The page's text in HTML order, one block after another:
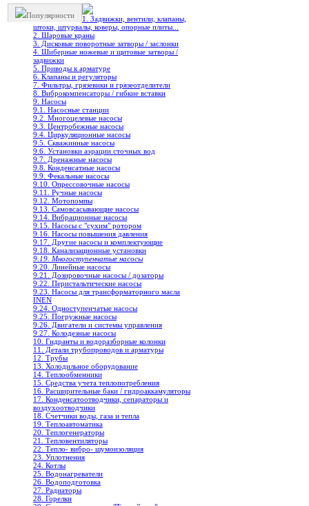
Популярности
1. Задвижки, вентили, клапаны,
штоки, штурвалы, коверы, опорные плиты...
2. Шаровые краны
3. Дисковые поворотные затворы / заслонки
4. Шиберные ножевые и щитовые затворы /
задвижки
5. Приводы к арматуре
6. Клапаны и регуляторы
7. Фильтры, грязевики и грязеотделители
8. Виброкомпенсаторы / гибкие вставки
9. Насосы
9.1. Насосные станции
9.2. Многоцелевые насосы
9.3. Центробежные насосы
9.4. Циркуляционные насосы
9.5. Скважинные насосы
9.6. Установки аэрации сточных вод
9.7. Дренажные насосы
9.8. Конденсатные насосы
9.9. Фекальные насосы
9.10. Опрессовочные насосы
9.11. Ручные насосы
9.12. Мотопомпы
9.13. Самовсасывающие насосы
9.14. Вибрационные насосы
9.15. Насосы с "сухим" ротором
9.16. Насосы повышения давления
9.17. Другие насосы и комплектующие
9.18. Канализационные установки
9.19. Многоступенчатые насосы
9.20. Линейные насосы
9.21. Дозировочные насосы / дозаторы
9.22. Перистальтические насосы
9.23. Насосы для трансформаторного масла
INEN
9.24. Одноступенчатые насосы
9.25. Погружные насосы
9.26. Двигатели и системы управления
9.27. Колодезные насосы
10. Гидранты и водоразборные колонки
11. Детали трубопроводов и арматуры
12. Трубы
13. Холодильное oборудование
14. Теплообменники
15. Средства учета теплопотребления
16. Расширительные баки / гидроаккамуляторы
17. Конденсатоотводчики, сепараторы и
воздухоотводчики
18. Счетчики воды, газа и тепла
19. Теплоавтоматика
20. Теплогенераторы
21. Тепловентиляторы
22. Тепло- вибро- шумоизоляция
23. Уплотнения
24. Котлы
25. Водонагреватели
26. Водоподготовка
27. Радиаторы
28. Горелки